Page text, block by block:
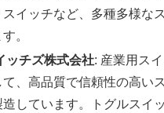
スイッチなど、多種多様な
。
ッチズ株式会社: 産業用ス
て、高品質で信頼性の高い
造しています。トグルスイ